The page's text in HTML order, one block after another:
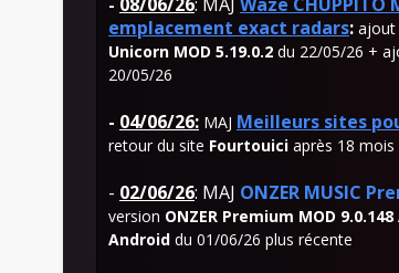
-
emplacement exact radars: ajout
Unicorn MOD 5.19.0.2 du 22/05/26 +
20/05/26
- 04/06/26: MAJ Meilleurs sites
retour du site Fourtouici après 18 mois
- 02/06/26: MAJ ONZER MUSIC
version ONZER Premium MOD
Android du 01/06/26 plus récente